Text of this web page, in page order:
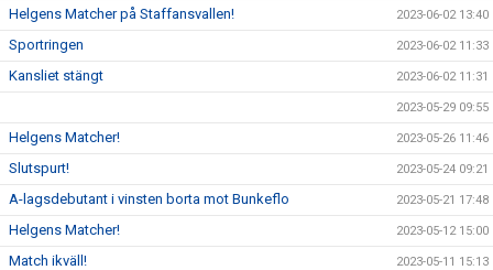
Helgens Matcher på Staffansvallen! 2023-06-02 13:40
Sportringen 2023-06-02 11:33
Kansliet stängt 2023-06-02 11:31
2023-05-29 09:55
Helgens Matcher! 2023-05-26 11:46
Slutspurt! 2023-05-24 09:21
A-lagsdebutant i vinsten borta mot Bunkeflo 2023-05-21 17:48
Helgens Matcher! 2023-05-12 15:00
Match ikväll! 2023-05-11 15:13